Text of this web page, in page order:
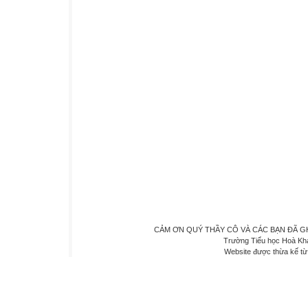
CẢM ƠN QUÝ THẦY CÔ VÀ CÁC BẠN ĐÃ
Trường Tiểu học Hoà
Website được thừa kế